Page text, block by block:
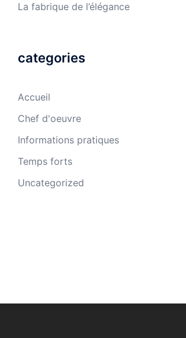
La fabrique de l’élégance
categories
Accueil
Chef d'oeuvre
Informations pratiques
Temps forts
Uncategorized